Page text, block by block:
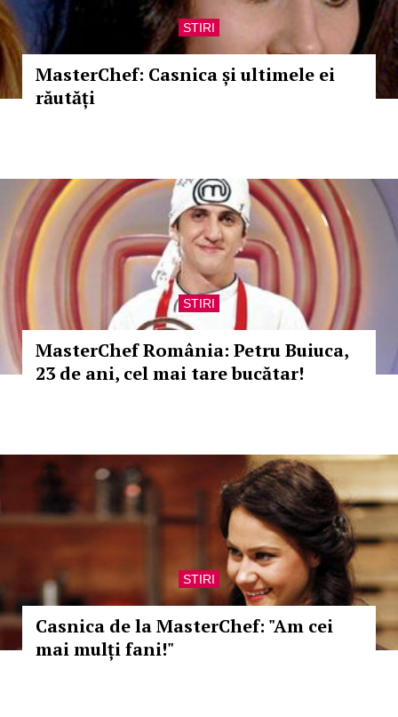
STIRI
MasterChef: Casnica și ultimele ei
răutăți
STIRI
MasterChef România: Petru Buiuca,
23 de ani, cel mai tare bucătar!
STIRI
Casnica de la MasterChef: "Am cei
mai mulți fani!"